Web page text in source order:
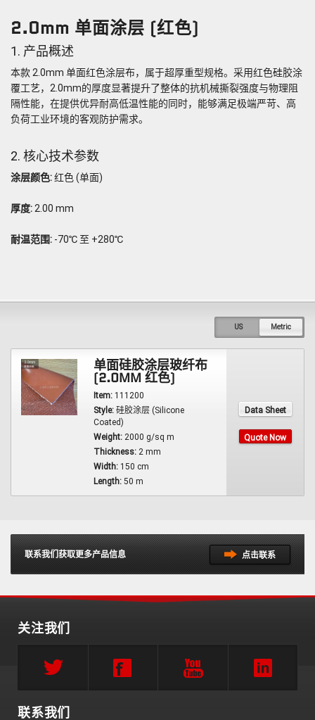
2.0mm 单面涂层 (红色)
1. 产品概述
本款 2.0mm 单面红色涂层布，属于超厚重型规格。采用红色硅胶涂
覆工艺，2.0mm的厚度显著提升了整体的抗机械撕裂强度与物理阻
隔性能，在提供优异耐高低温性能的同时，能够满足极端严苛、高
负荷工业环境的客观防护需求。
2. 核心技术参数
涂层颜色:红色 (单面)
厚度:2.00 mm
耐温范围: -70℃ 至 +280℃
US Metric
单面硅胶涂层玻纤布
(2.0MM 红色)
Item: 111200
Style:硅胶涂层 (Silicone
Coated)
Weight: 2000 g/sq m
Thickness: 2 mm
Width: 150 cm
Length:50 m
Data Sheet
Quote Now
联系我们获取更多产品信息 点击联系
关注我们
联系我们